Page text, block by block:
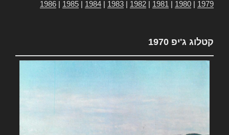
1979
1980
1981
1982
1983
1984
1985
1986
קטלוג ג'יפ 1970